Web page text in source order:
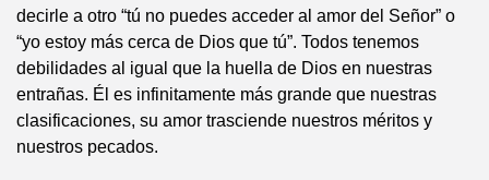
decirle a otro “tú no puedes acceder al amor del Señor” o
“yo estoy más cerca de Dios que tú”. Todos tenemos
debilidades al igual que la huella de Dios en nuestras
entrañas. Él es infinitamente más grande que nuestras
clasificaciones, su amor trasciende nuestros méritos y
nuestros pecados.